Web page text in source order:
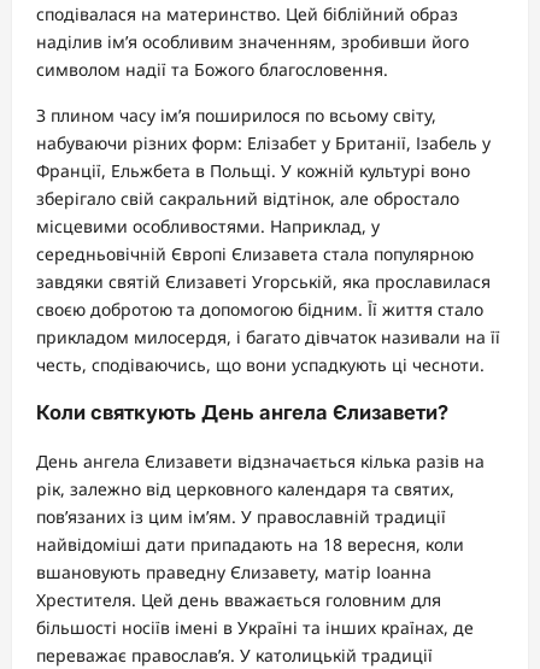
сподівалася на материнство. Цей біблійний образ
наділив ім’я особливим значенням, зробивши його
символом надії та Божого благословення.
З плином часу ім’я поширилося по всьому світу,
набуваючи різних форм: Елізабет у Британії, Ізабель у
Франції, Ельжбета в Польщі. У кожній культурі воно
зберігало свій сакральний відтінок, але обростало
місцевими особливостями. Наприклад, у
середньовічній Європі Єлизавета стала популярною
завдяки святій Єлизаветі Угорській, яка прославилася
своєю добротою та допомогою бідним. Її життя стало
прикладом милосердя, і багато дівчаток називали на її
честь, сподіваючись, що вони успадкують ці чесноти.
Коли святкують День ангела Єлизавети?
День ангела Єлизавети відзначається кілька разів на
рік, залежно від церковного календаря та святих,
пов’язаних із цим ім’ям. У православній традиції
найвідоміші дати припадають на 18 вересня, коли
вшановують праведну Єлизавету, матір Іоанна
Хрестителя. Цей день вважається головним для
більшості носіїв імені в Україні та інших країнах, де
переважає православ’я. У католицькій традиції